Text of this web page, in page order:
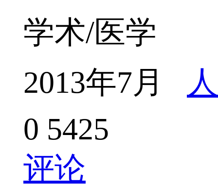
学术/医学
2013年7月
0 5425
评论